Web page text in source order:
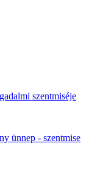
szentmiséje
ünnep - szentmise